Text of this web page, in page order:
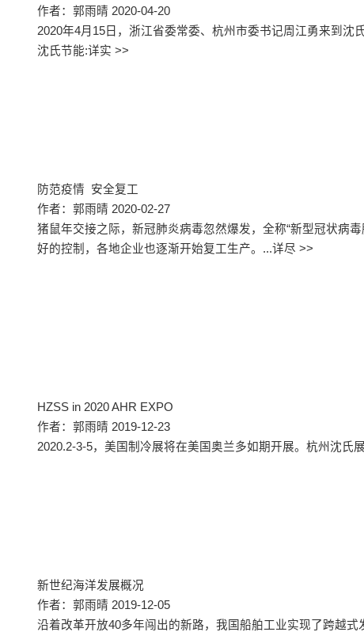
作者：郭雨晴 2020-04-20
2020年4月15日，浙江省委常委、杭州市委书记周江勇来到沈
沈氏节能:详实 >>
防范疫情 安全复工
作者：郭雨晴 2020-02-27
猪鼠年交接之际，新冠肺炎病毒忽然爆发，全称“新型冠状病
好的控制，各地企业也逐渐开始复工生产。...详尽 >>
HZSS in 2020 AHR EXPO
作者：郭雨晴 2019-12-23
2020.2-3-5，美国制冷展将在美国奥兰多如期开展。杭州沈氏
新世纪海洋发展概况
作者：郭雨晴 2019-12-05
沿着改革开放40多年闯出的新路，我国船舶工业实现了跨越